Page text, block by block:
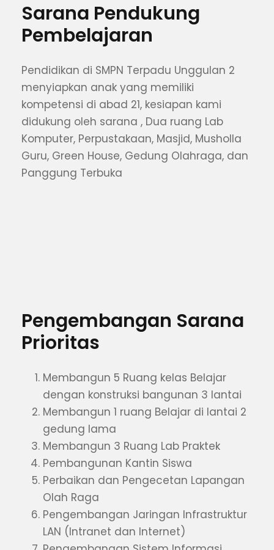
Sarana Pendukung
Pembelajaran
Pendidikan di SMPN Terpadu Unggulan 2
menyiapkan anak yang memiliki
kompetensi di abad 21, kesiapan kami
didukung oleh sarana , Dua ruang Lab
Komputer, Perpustakaan, Masjid, Musholla
Guru, Green House, Gedung Olahraga, dan
Panggung Terbuka
Pengembangan Sarana
Prioritas
Membangun 5 Ruang kelas Belajar
dengan konstruksi bangunan 3 lantai
Membangun 1 ruang Belajar di lantai 2
gedung lama
Membangun 3 Ruang Lab Praktek
Pembangunan Kantin Siswa
Perbaikan dan Pengecetan Lapangan
Olah Raga
Pengembangan Jaringan Infrastruktur
LAN (Intranet dan Internet)